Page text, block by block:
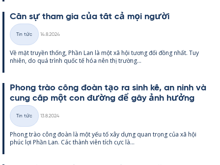
Cần sự tham gia của tất cả mọi người
Thể
loại
Tin tức
14.8.2024
Về mặt tru­yền thống, Phần Lan là một xã hội tương đối đồng nhất. Tuy
nhiên, do quá trình quốc tế hóa nên thị trường...
Phong trào công đoàn tạo ra sinh kế, an ninh và
cung cấp một con đường để gây ảnh hưởng
Thể
loại
Tin tức
13.8.2024
Phong trào công đoàn là một yếu tố xây dựng quan trọng của xã hội
phúc lợi Phần Lan. Các thành viên tích cực là...